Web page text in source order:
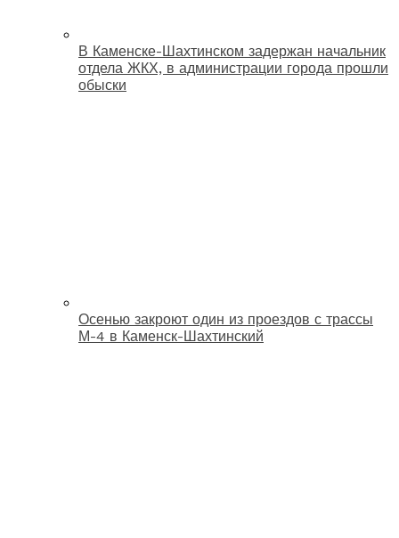
В Каменске-Шахтинском задержан начальник
отдела ЖКХ, в администрации города прошли
обыски
Осенью закроют один из проездов с трассы
М-4 в Каменск-Шахтинский